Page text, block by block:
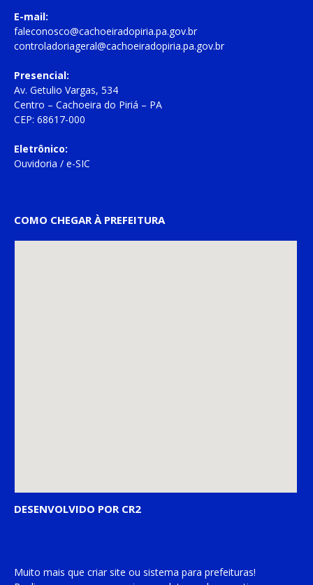
E-mail:
faleconosco@cachoeiradopiria.pa.gov.br
controladoriageral@cachoeiradopiria.pa.gov.br
Presencial:
Av. Getulio Vargas, 534
Centro – Cachoeira do Piriá – PA
CEP: 68617-000
Eletrônico:
Ouvidoria / e-SIC
COMO CHEGAR À PREFEITURA
DESENVOLVIDO POR CR2
Muito mais que criar site ou sistema para prefeituras!